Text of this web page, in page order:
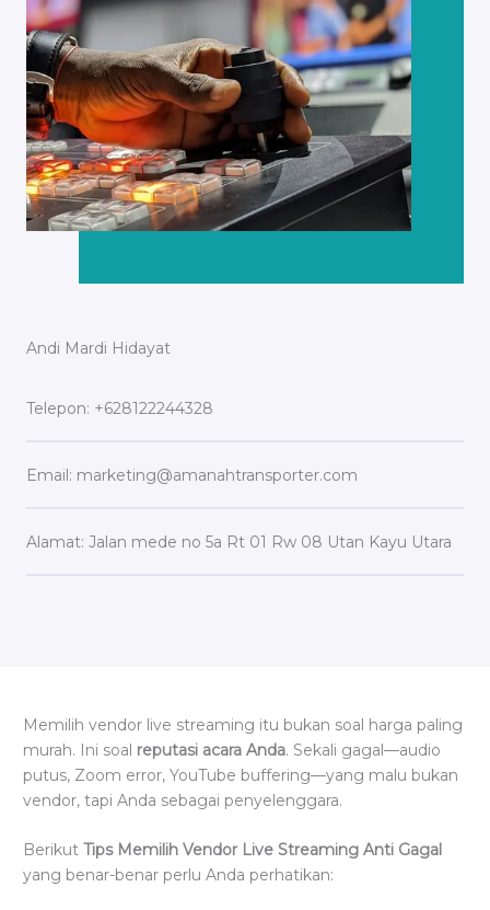
Andi Mardi Hidayat
Telepon: +628122244328
Email: marketing@amanahtransporter.com
Alamat: Jalan mede no 5a Rt 01 Rw 08 Utan Kayu Utara
Memilih vendor live streaming itu bukan soal harga paling
murah. Ini soal reputasi acara Anda. Sekali gagal—audio
putus, Zoom error, YouTube buffering—yang malu bukan
vendor, tapi Anda sebagai penyelenggara.
Berikut Tips Memilih Vendor Live Streaming Anti Gagal
yang benar-benar perlu Anda perhatikan: